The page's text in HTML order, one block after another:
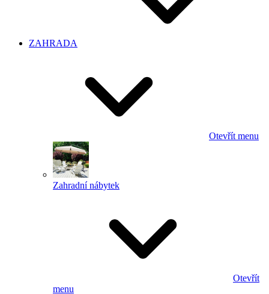
ZAHRADA
Otevřít menu
Zahradní nábytek
Otevřít
menu